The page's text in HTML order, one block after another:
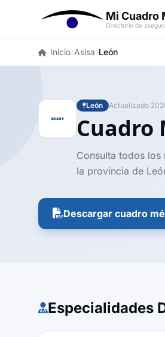
Mi Cuadro
Directorio de
Inicio Asisa León
León Actualizado
Cuadro
Consulta todos los
la provincia de
Descargar cuadro
Especialidades